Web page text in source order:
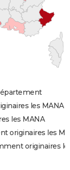
les MANA
les MANA
originaires les
originaires